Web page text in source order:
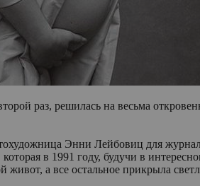
раз, решилась на весьма
Энни Лейбовиц для
в 1991 году, будучи в
живот, а все остальное прикрыла